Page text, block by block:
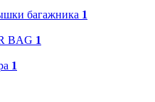
багажника 1
BAG 1
1